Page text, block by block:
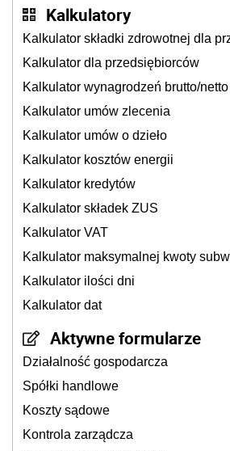
Kalkulatory
Kalkulator składki zdrowotnej dla
Kalkulator dla przedsiębiorców
Kalkulator wynagrodzeń brutto/netto
Kalkulator umów zlecenia
Kalkulator umów o dzieło
Kalkulator kosztów energii
Kalkulator kredytów
Kalkulator składek ZUS
Kalkulator VAT
Kalkulator maksymalnej kwoty
Kalkulator ilości dni
Kalkulator dat
Aktywne formularze
Działalność gospodarcza
Spółki handlowe
Koszty sądowe
Kontrola zarządcza